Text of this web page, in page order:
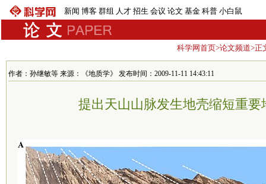
新闻 博客 群组 人才 招生 会议 论文 基金 科普 小白鼠
科学网首页>论文频道>正
作者：孙继敏等 来源：《地质学》 发布时间：2009-11-11 14:43:11
提出天山山脉发生地壳缩短重要